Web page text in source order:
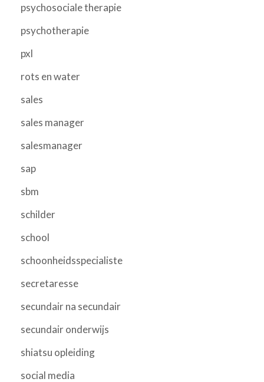
psychosociale therapie
psychotherapie
pxl
rots en water
sales
sales manager
salesmanager
sap
sbm
schilder
school
schoonheidsspecialiste
secretaresse
secundair na secundair
secundair onderwijs
shiatsu opleiding
social media